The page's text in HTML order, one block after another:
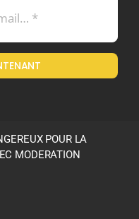
et de retours
POUR LA
MODERATION